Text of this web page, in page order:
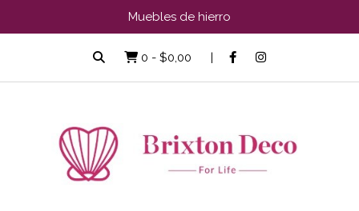
Muebles de hierro
0 - $0,00